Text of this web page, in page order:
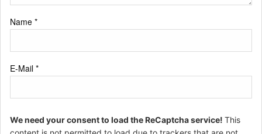
Name *
E-Mail *
We need your consent to load the ReCaptcha service! This